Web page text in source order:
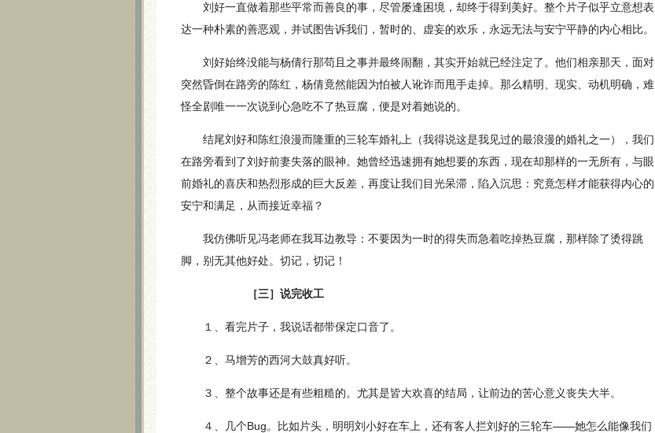
刘好一直做着那些平常而善良的事，尽管屡逢困境，却终于得到美好。整个片子似乎立意想表
达一种朴素的善恶观，并试图告诉我们，暂时的、虚妄的欢乐，永远无法与安宁平静的内心相比。
刘好始终没能与杨倩行那苟且之事并最终闹翻，其实开始就已经注定了。他们相亲那天，面对
突然昏倒在路旁的陈红，杨倩竟然能因为怕被人讹诈而甩手走掉。那么精明、现实、动机明确，难
怪全剧唯一一次说到心急吃不了热豆腐，便是对着她说的。
结尾刘好和陈红浪漫而隆重的三轮车婚礼上（我得说这是我见过的最浪漫的婚礼之一），我们
在路旁看到了刘好前妻失落的眼神。她曾经迅速拥有她想要的东西，现在却那样的一无所有，与眼
前婚礼的喜庆和热烈形成的巨大反差，再度让我们目光呆滞，陷入沉思：究竟怎样才能获得内心的
安宁和满足，从而接近幸福？
我仿佛听见冯老师在我耳边教导：不要因为一时的得失而急着吃掉热豆腐，那样除了烫得跳
脚，别无其他好处。切记，切记！
［三］说完收工
１、看完片子，我说话都带保定口音了。
２、马增芳的西河大鼓真好听。
３、整个故事还是有些粗糙的。尤其是皆大欢喜的结局，让前边的苦心意义丧失大半。
４、几个Bug。比如片头，明明刘小好在车上，还有客人拦刘好的三轮车——她怎么能像我们